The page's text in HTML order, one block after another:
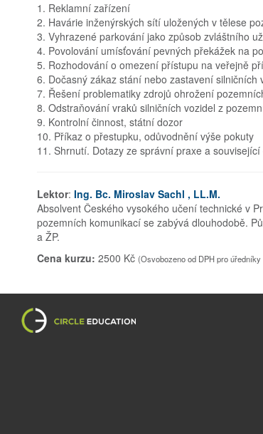
1. Reklamní zařízení
2. Havárie inženýrských sítí uložených v tělese
3. Vyhrazené parkování jako způsob zvláštního
4. Povolování umísťování pevných překážek na
5. Rozhodování o omezení přístupu na veřejně
6. Dočasný zákaz stání nebo zastavení silničních
7. Řešení problematiky zdrojů ohrožení
8. Odstraňování vraků silničních vozidel z
9. Kontrolní činnost, státní dozor
10. Příkaz o přestupku, odůvodnění výše pokuty
11. Shrnutí. Dotazy ze správní praxe a související
Lektor: Ing. Bc. Miroslav Sachl , LL.M.
Absolvent Českého vysokého učení technické v
pozemních komunikací se zabývá dlouhodobě.
a ŽP.
Cena kurzu: 2500 Kč (Osvobozeno od DPH pro úředníky